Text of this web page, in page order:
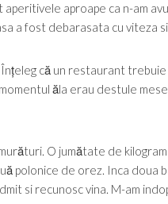
aperitivele aproape ca n-am
a fost debarasata cu viteza
că un restaurant
ăla erau destule
O jumătate de
polonice de orez. Inca doua
si recunosc vina. M-am